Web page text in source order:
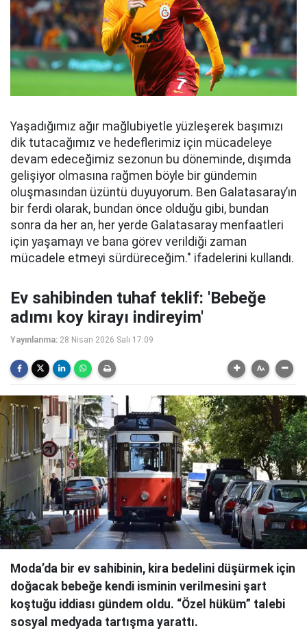
Yaşadığımız ağır mağlubiyetle yüzleşerek başımızı
dik tutacağımız ve hedeflerimiz için mücadeleye
devam edeceğimiz sezonun bu döneminde, dışımda
gelişiyor olmasına rağmen böyle bir gündemin
oluşmasından üzüntü duyuyorum. Ben Galatasaray’ın
bir ferdi olarak, bundan önce olduğu gibi, bundan
sonra da her an, her yerde Galatasaray menfaatleri
için yaşamayı ve bana görev verildiği zaman
mücadele etmeyi sürdüreceğim." ifadelerini kullandı.
Ev sahibinden tuhaf teklif: 'Bebeğe
adımı koy kirayı indireyim'
Yayınlanma: 28 Nisan 2026 Salı 17:09
Moda’da bir ev sahibinin, kira bedelini düşürmek için
doğacak bebeğe kendi isminin verilmesini şart
koştuğu iddiası gündem oldu. “Özel hüküm” talebi
sosyal medyada tartışma yarattı.